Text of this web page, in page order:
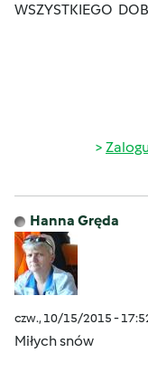
WSZYSTKIEGO
Hanna Gręda
czw., 10/15/2015 -
Miłych snów